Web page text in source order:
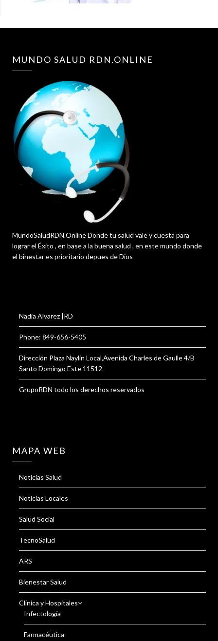
MUNDO SALUD RDN.ONLINE
MundoSaludRDN.Online Donde tu salud vale y cuesta para
lograr el Éxito , en base a la buena salud , en este mundo donde
el binestar es prioritario depues de Dios
Nadia Alvarez |RD
Phone: 849-656-5405
Dirección Plaza Naylin Local,Avenida Charles de Gaulle 4/B
Santo Domingo Este 11512
GrupoRDN todo los derechos reservados
MAPA WEB
Noticias Salud
Noticias Locales
Salud Social
TecnoSalud
ARS
Bienestar Salud
Clínica y Hospitales
Infectología
Farmacéutica